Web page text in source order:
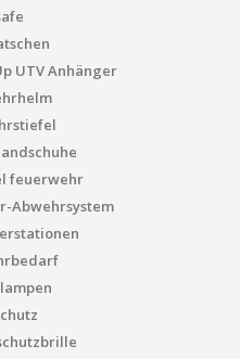
UTV Anhänger
feuerwehr
Abwehrsystem